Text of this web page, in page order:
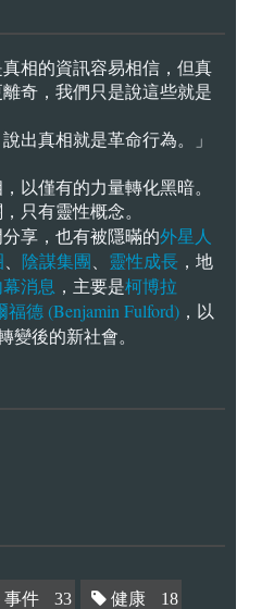
相的資訊容易相信，但真
奇，我們只是說這些就是
出真相就是革命行為。」
以僅有的力量轉化黑暗。
只有靈性概念。
享，也有被隱暪的外星人
陰謀集團 靈性成長 ，地
消息 ，主要是柯博拉
福德 (Benjamin Fulford) ，以
變後的新社會。
事件 33 健康 18